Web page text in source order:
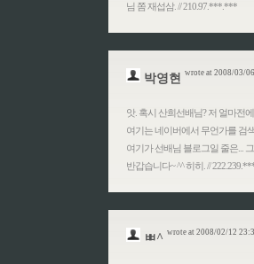
님 쫌 재섭삼. // 210.97.***.***
박영현 wrote at 2008/03/
앗. 혹시 산희선배님? 저 얼마전에
여기는 네이버에서 무언가를 검
여기가 선배님 블로그일 줄은...
반갑습니다~ ^^ 히히. //
ㅃ^ wrote at 2008/02/12